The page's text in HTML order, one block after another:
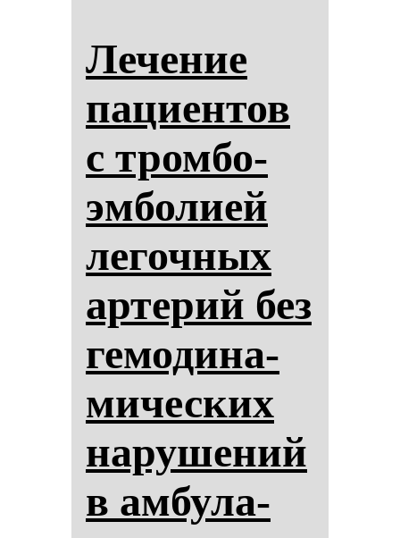
Ле­че­ние
па­ци­ен­тов
с тром­бо­
эм­бо­ли­ей
ле­гоч­ных
ар­те­рий без
ге­мо­ди­на­
ми­чес­ких
на­ру­ше­ний
в ам­бу­ла­